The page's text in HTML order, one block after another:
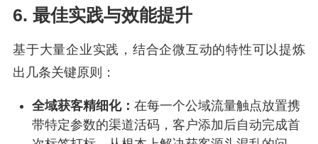
6. 最佳实践与效能提升
基于大量企业实践，结合企微互动的特性可以提炼
出几条关键原则：
全域获客精细化： 在每一个公域流量触点放置携
带特定参数的渠道活码，客户添加后自动完成首